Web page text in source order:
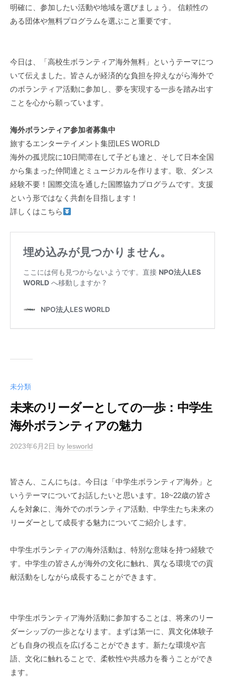
明確に、参加したい活動や地域を選びましょう。 信頼性の
ある団体や無料プログラムを選ぶこと重要です。
今日は、「高校生ボランティア海外無料」というテーマにつ
いて伝えました。皆さんが経済的な負担を抑えながら海外で
のボランティア活動に参加し、夢を実現する一歩を踏み出す
ことを心から願っています。
海外ボランティア参加者募集中
旅するエンターテイメント集団LES WORLD
海外の孤児院に10日間滞在して子ども達と、そして日本全国
から集まった仲間達とミュージカルを作ります。歌、ダンス
経験不要！国際交流を通した国際協力プログラムです。支援
という形ではなく共創を目指します！
詳しくはこちら
未分類
未来のリーダーとしての一歩：中学生
海外ボランティアの魅力
2023年6月2日 by lesworld
皆さん、こんにちは。今日は「中学生ボランティア海外」と
いうテーマについてお話したいと思います。18~22歳の皆さ
んを対象に、海外でのボランティア活動、中学生たち未来の
リーダーとして成長する魅力についてご紹介します。
中学生ボランティアの海外活動は、特別な意味を持つ経験で
す。中学生の皆さんが海外の文化に触れ、異なる環境での貢
献活動をしながら成長することができます。
中学生ボランティア海外活動に参加することは、将来のリー
ダーシップの一歩となります。まずは第一に、異文化体験子
ども自身の視点を広げることができます。新たな環境や言
語、文化に触れることで、柔軟性や共感力を養うことができ
ます。